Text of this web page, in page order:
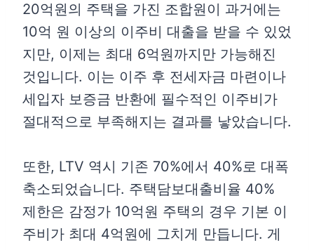
20억원의 주택을 가진 조합원이 과거에는
10억 원 이상의 이주비 대출을 받을 수 있었
지만, 이제는 최대 6억원까지만 가능해진
것입니다. 이는 이주 후 전세자금 마련이나
세입자 보증금 반환에 필수적인 이주비가
절대적으로 부족해지는 결과를 낳았습니다.
또한, LTV 역시 기존 70%에서 40%로 대폭
축소되었습니다. 주택담보대출비율 40%
제한은 감정가 10억원 주택의 경우 기본 이
주비가 최대 4억원에 그치게 만듭니다. 게